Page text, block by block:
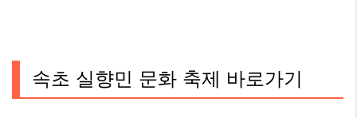
속초 실향민 문화 축제 바로가기